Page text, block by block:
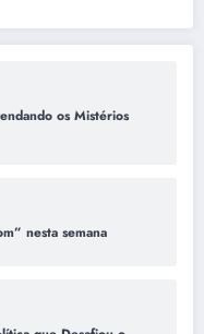
os Mistérios
nesta semana